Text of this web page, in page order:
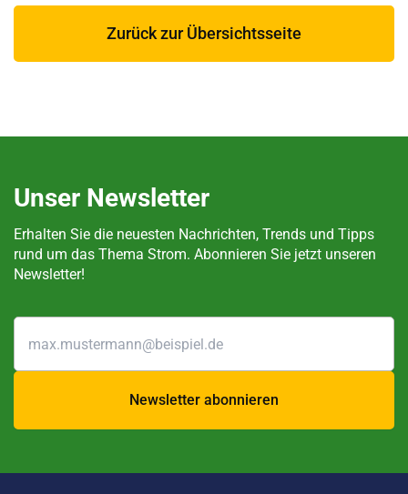
Zurück zur Übersichtsseite
Unser Newsletter
Erhalten Sie die neuesten Nachrichten, Trends und Tipps
rund um das Thema Strom. Abonnieren Sie jetzt unseren
Newsletter!
Newsletter abonnieren